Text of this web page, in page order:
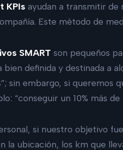
KPIs ayudan a transmitir de
Este método de
SMART son pequeños
bien definida y destinada a
sin embargo, si queremos
“conseguir un 10% más
si nuestro objetivo
la ubicación, los km que